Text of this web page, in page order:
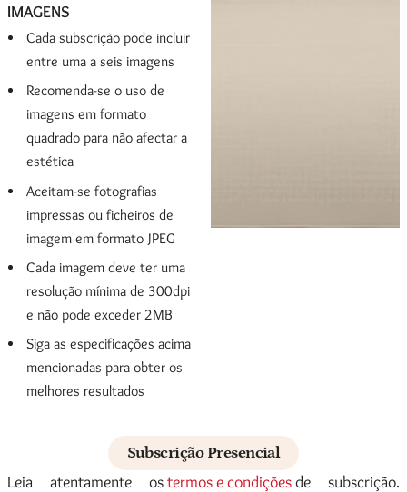
IMAGENS
Cada subscrição pode incluir
entre uma a seis imagens
Recomenda-se o uso de
imagens em formato
quadrado para não afectar a
estética
Aceitam-se fotografias
impressas ou ficheiros de
imagem em formato JPEG
Cada imagem deve ter uma
resolução mínima de 300dpi
e não pode exceder 2MB
Siga as especificações acima
mencionadas para obter os
melhores resultados
Subscrição Presencial
Leia atentamente ostermos e condiçõesde subscrição.